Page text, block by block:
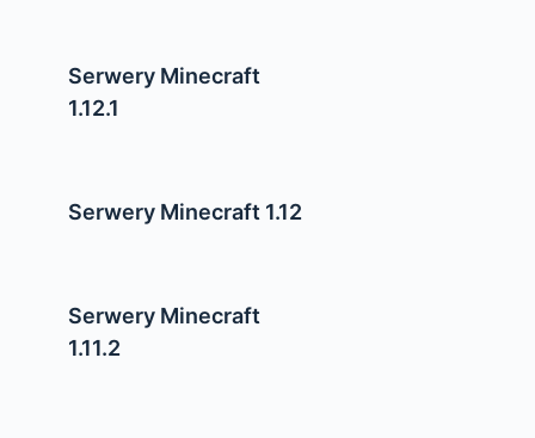
Serwery Minecraft
1.12.1
Serwery Minecraft 1.12
Serwery Minecraft
1.11.2